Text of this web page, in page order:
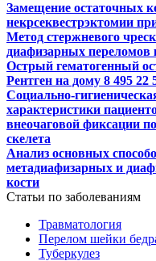
Замещение остаточных
некрсеквестрэктомии
Метод стержневого
диафизарных переломов
Острый гематогенный
Рентген на дому 8 495 22
Социально-
характеристики
внеочаговой фиксации
скелета
Анализ основных
метадиафизарных и
кости
Статьи по заболеваниям
Травматология
Перелом шейки
Туберкулез